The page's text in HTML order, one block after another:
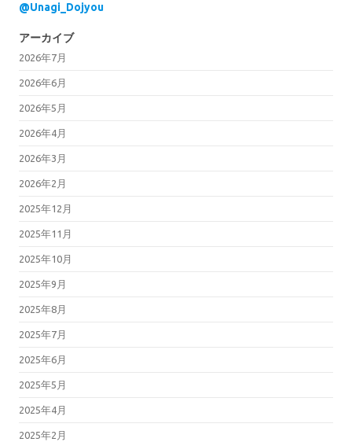
@Unagi_Dojyou
アーカイブ
2026年7月
2026年6月
2026年5月
2026年4月
2026年3月
2026年2月
2025年12月
2025年11月
2025年10月
2025年9月
2025年8月
2025年7月
2025年6月
2025年5月
2025年4月
2025年2月